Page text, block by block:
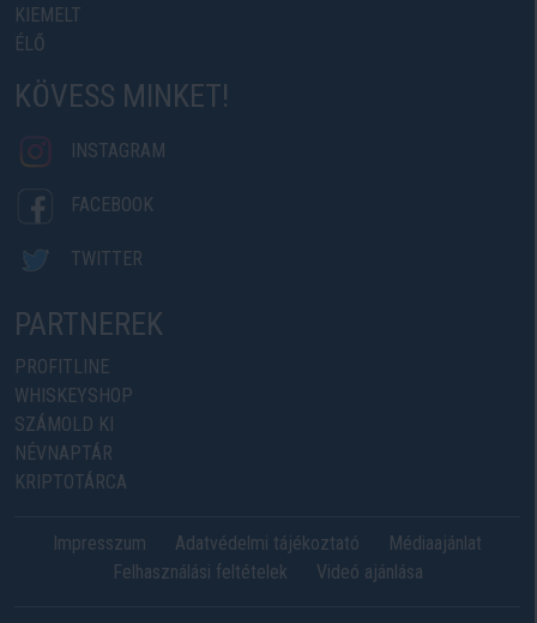
KIEMELT
ÉLŐ
KÖVESS MINKET!
INSTAGRAM
FACEBOOK
TWITTER
PARTNEREK
PROFITLINE
WHISKEYSHOP
SZÁMOLD KI
NÉVNAPTÁR
KRIPTOTÁRCA
Impresszum Adatvédelmi tájékoztató
Médiaajánlat
Felhasználási feltételek
Videó ajánlása